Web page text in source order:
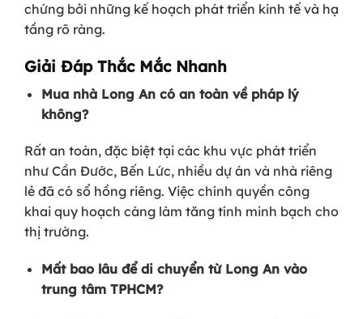
chứng bởi những kế hoạch phát triển kinh tế và hạ
tầng rõ ràng.
Giải Đáp Thắc Mắc Nhanh
Mua nhà Long An có an toàn về pháp lý
không?
Rất an toàn, đặc biệt tại các khu vực phát triển
như Cần Đước, Bến Lức, nhiều dự án và nhà riêng
lẻ đã có sổ hồng riêng. Việc chính quyền công
khai quy hoạch càng làm tăng tính minh bạch cho
thị trường.
Mất bao lâu để di chuyển từ Long An vào
trung tâm TPHCM?